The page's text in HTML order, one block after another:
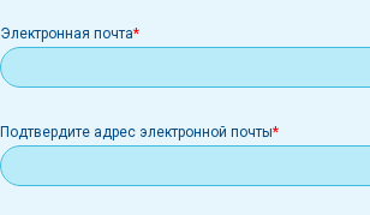
Электронная
почта
Электронная почта
Подтвердите адрес электронной почты